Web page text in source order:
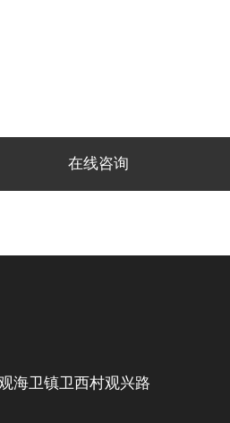
在线咨询
海卫镇卫西村观兴路